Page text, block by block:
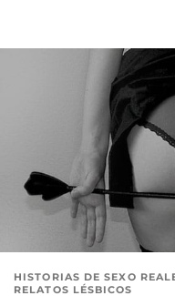
HISTORIAS DE SEXO
RELATOS LÉSBICOS